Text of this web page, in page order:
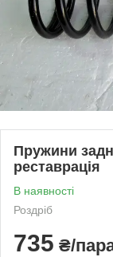
Пружини
реставрація
В наявності
Роздріб
735 ₴/